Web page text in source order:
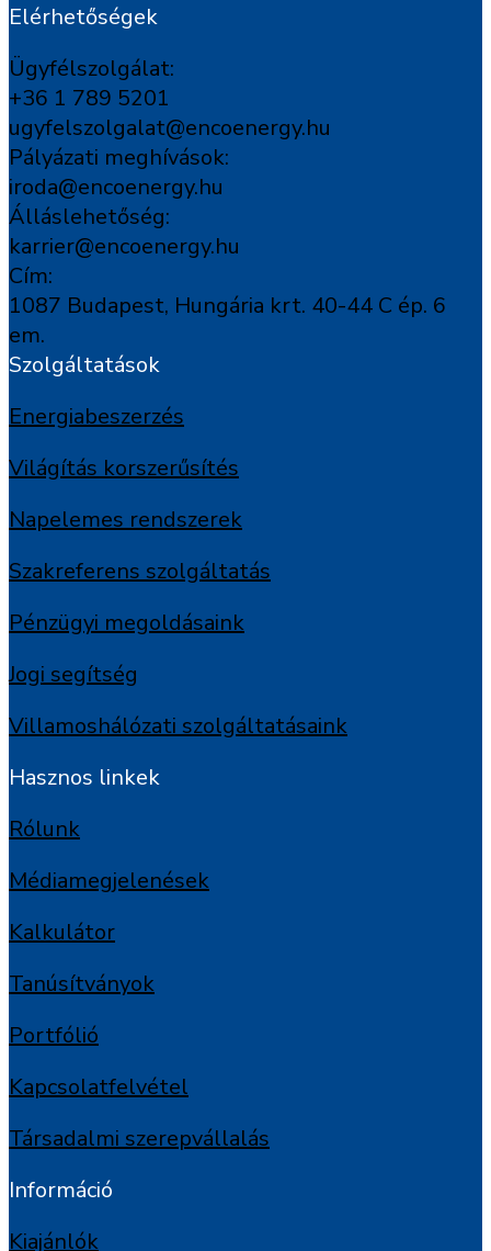
Elérhetőségek
Ügyfélszolgálat:
+36 1 789 5201
ugyfelszolgalat@encoenergy.hu
Pályázati meghívások:
iroda@encoenergy.hu
Álláslehetőség:
karrier@encoenergy.hu
Cím:
1087 Budapest, Hungária krt. 40-44 C ép. 6
em.
Szolgáltatások
Energiabeszerzés
Világítás korszerűsítés
Napelemes rendszerek
Szakreferens szolgáltatás
Pénzügyi megoldásaink
Jogi segítség
Villamoshálózati szolgáltatásaink
Hasznos linkek
Rólunk
Médiamegjelenések
Kalkulátor
Tanúsítványok
Portfólió
Kapcsolatfelvétel
Társadalmi szerepvállalás
Információ
Kiajánlók